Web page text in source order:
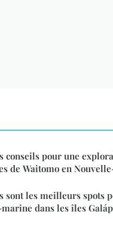
conseils pour une
de Waitomo en
sont les meilleurs spots
dans les îles